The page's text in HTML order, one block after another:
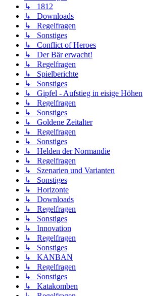
↳ 1812
↳ Downloads
↳ Regelfragen
↳ Sonstiges
↳ Conflict of Heroes
↳ Der Bär erwacht!
↳ Regelfragen
↳ Spielberichte
↳ Sonstiges
↳ Gipfel - Aufstieg in eisige Höhen
↳ Regelfragen
↳ Sonstiges
↳ Goldene Zeitalter
↳ Regelfragen
↳ Sonstiges
↳ Helden der Normandie
↳ Regelfragen
↳ Szenarien und Varianten
↳ Sonstiges
↳ Horizonte
↳ Downloads
↳ Regelfragen
↳ Sonstiges
↳ Innovation
↳ Regelfragen
↳ Sonstiges
↳ KANBAN
↳ Regelfragen
↳ Sonstiges
↳ Katakomben